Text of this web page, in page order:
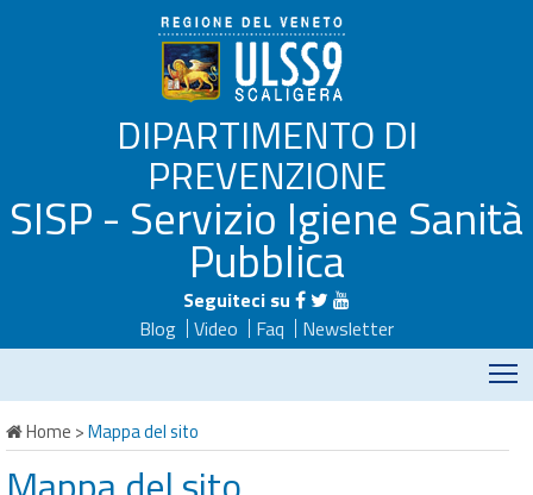
DIPARTIMENTO DI
PREVENZIONE
SISP - Servizio Igiene Sanità
Pubblica
Seguiteci su
Blog
Video Faq
Newsletter
Home >Mappa del sito